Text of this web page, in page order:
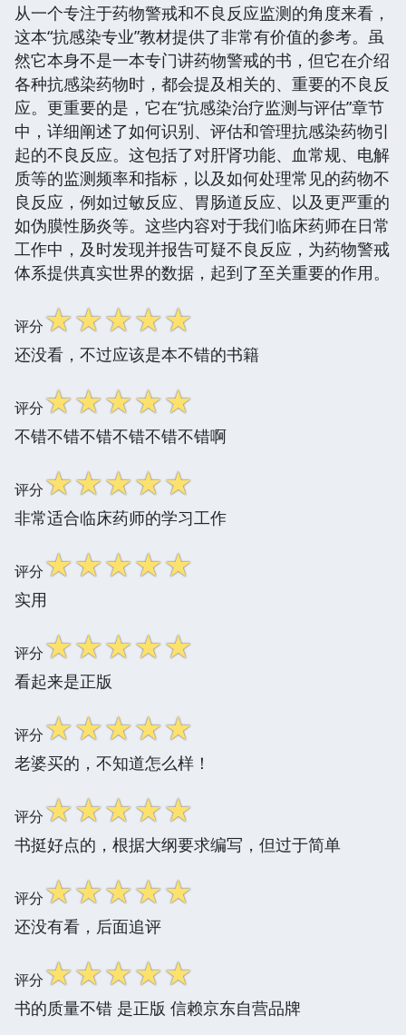
从一个专注于药物警戒和不良反应监测的角度来看，
这本“抗感染专业”教材提供了非常有价值的参考。虽
然它本身不是一本专门讲药物警戒的书，但它在介绍
各种抗感染药物时，都会提及相关的、重要的不良反
应。更重要的是，它在“抗感染治疗监测与评估”章节
中，详细阐述了如何识别、评估和管理抗感染药物引
起的不良反应。这包括了对肝肾功能、血常规、电解
质等的监测频率和指标，以及如何处理常见的药物不
良反应，例如过敏反应、胃肠道反应、以及更严重的
如伪膜性肠炎等。这些内容对于我们临床药师在日常
工作中，及时发现并报告可疑不良反应，为药物警戒
体系提供真实世界的数据，起到了至关重要的作用。
评分☆☆☆☆☆
还没看，不过应该是本不错的书籍
评分☆☆☆☆☆
不错不错不错不错不错不错啊
评分☆☆☆☆☆
非常适合临床药师的学习工作
评分☆☆☆☆☆
实用
评分☆☆☆☆☆
看起来是正版
评分☆☆☆☆☆
老婆买的，不知道怎么样！
评分☆☆☆☆☆
书挺好点的，根据大纲要求编写，但过于简单
评分☆☆☆☆☆
还没有看，后面追评
评分☆☆☆☆☆
书的质量不错 是正版 信赖京东自营品牌